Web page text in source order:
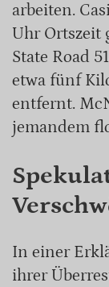
arbeiten.
Uhr Ortszeit
State Road
etwa fünf
entfernt.
jemandem
In einer
ihrer